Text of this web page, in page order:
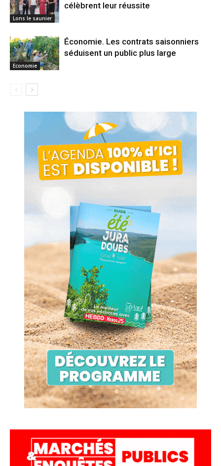
Lons le saunier
célèbrent leur réussite
Economie
Économie. Les contrats saisonniers
séduisent un public plus large